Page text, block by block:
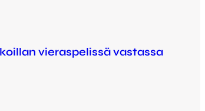
vieraspelissä vastassa